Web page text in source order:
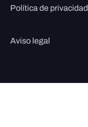
Política de privacidad
Aviso legal